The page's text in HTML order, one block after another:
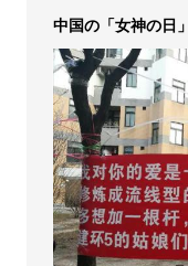
中国の「女神の日